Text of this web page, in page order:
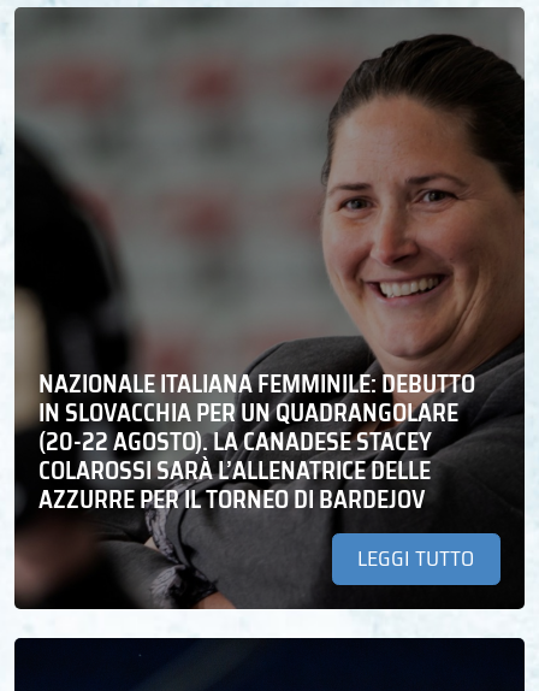
NAZIONALE ITALIANA FEMMINILE: DEBUTTO
IN SLOVACCHIA PER UN QUADRANGOLARE
(20-22 AGOSTO). LA CANADESE STACEY
COLAROSSI SARÀ L’ALLENATRICE DELLE
AZZURRE PER IL TORNEO DI BARDEJOV
LEGGI TUTTO